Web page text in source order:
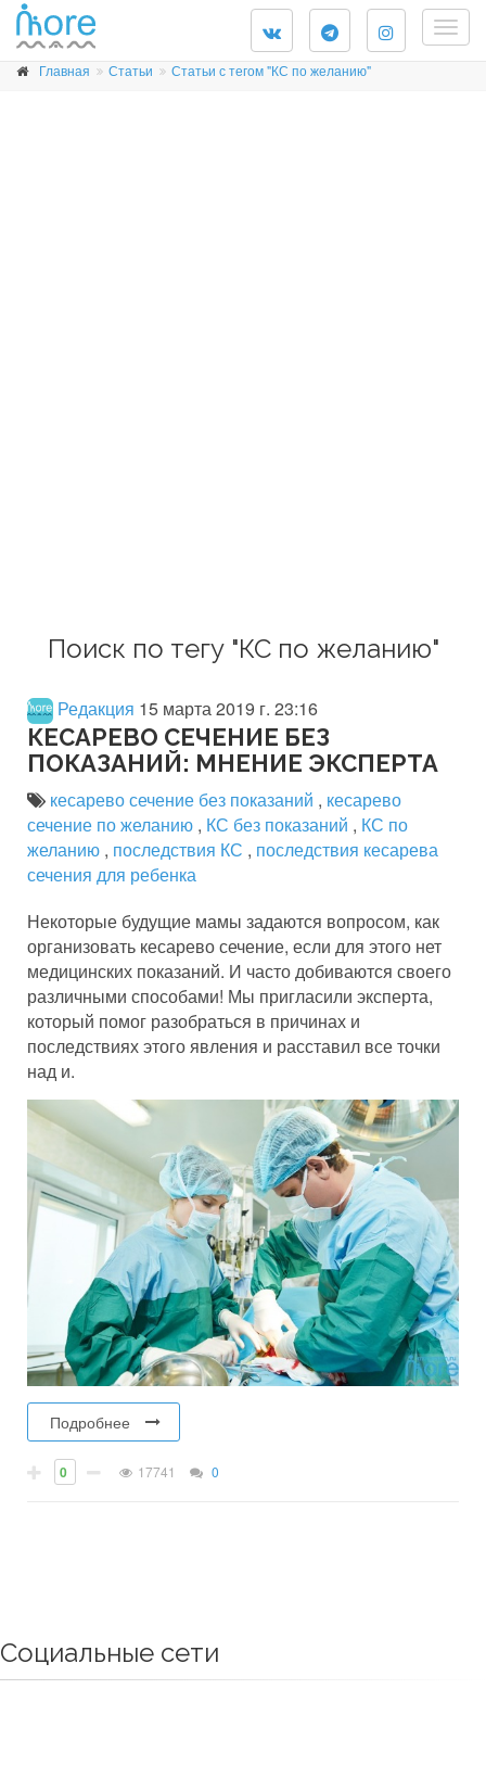
Главная Статьи Статьи с тегом "КС по желанию"
Поиск по тегу "КС по желанию"
Редакция 15 марта 2019 г. 23:16
КЕСАРЕВО СЕЧЕНИЕ БЕЗ
ПОКАЗАНИЙ: МНЕНИЕ ЭКСПЕРТА
кесарево сечение без показаний , кесарево
сечение по желанию , КС без показаний , КС по
желанию , последствия КС , последствия кесарева
сечения для ребенка
Некоторые будущие мамы задаются вопросом, как
организовать кесарево сечение, если для этого нет
медицинских показаний. И часто добиваются своего
различными способами! Мы пригласили эксперта,
который помог разобраться в причинах и
последствиях этого явления и расставил все точки
над и.
Подробнее
0 17741 0
Социальные сети